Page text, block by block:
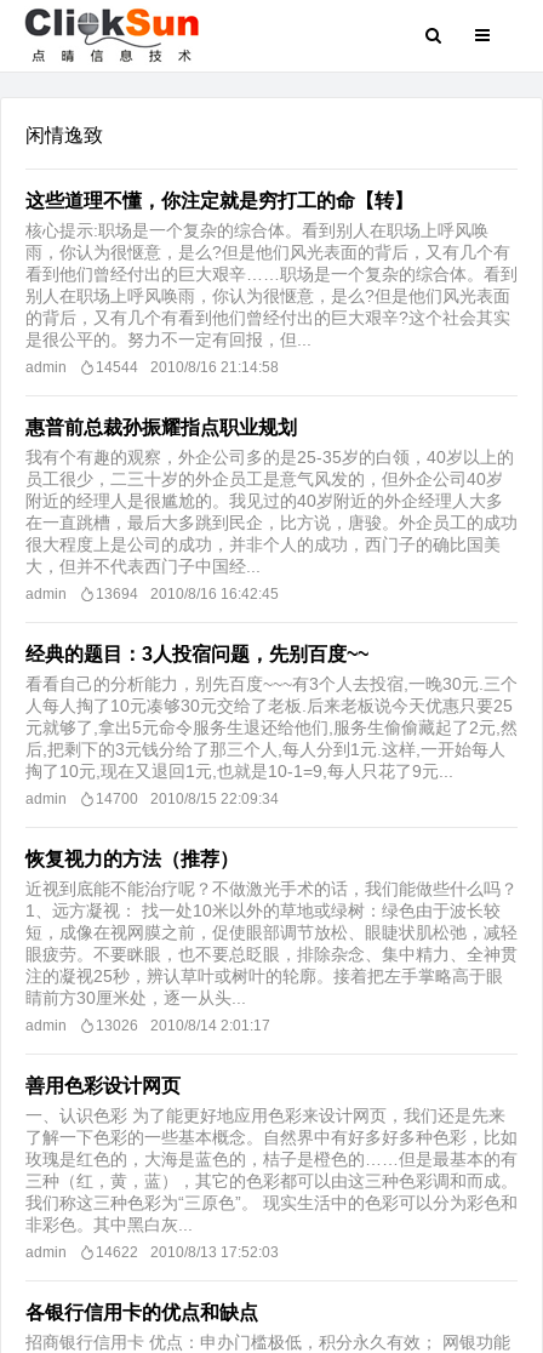
闲情逸致
这些道理不懂，你注定就是穷打工的命【转】
核心提示:职场是一个复杂的综合体。看到别人在职场上呼风唤
雨，你认为很惬意，是么?但是他们风光表面的背后，又有几个有
看到他们曾经付出的巨大艰辛……职场是一个复杂的综合体。看到
别人在职场上呼风唤雨，你认为很惬意，是么?但是他们风光表面
的背后，又有几个有看到他们曾经付出的巨大艰辛?这个社会其实
是很公平的。努力不一定有回报，但...
admin 14544 2010/8/16 21:14:58
惠普前总裁孙振耀指点职业规划
我有个有趣的观察，外企公司多的是25-35岁的白领，40岁以上的
员工很少，二三十岁的外企员工是意气风发的，但外企公司40岁
附近的经理人是很尴尬的。我见过的40岁附近的外企经理人大多
在一直跳槽，最后大多跳到民企，比方说，唐骏。外企员工的成功
很大程度上是公司的成功，并非个人的成功，西门子的确比国美
大，但并不代表西门子中国经...
admin 13694 2010/8/16 16:42:45
经典的题目：3人投宿问题，先别百度~~
看看自己的分析能力，别先百度~~~有3个人去投宿,一晚30元.三个
人每人掏了10元凑够30元交给了老板.后来老板说今天优惠只要25
元就够了,拿出5元命令服务生退还给他们,服务生偷偷藏起了2元,然
后,把剩下的3元钱分给了那三个人,每人分到1元.这样,一开始每人
掏了10元,现在又退回1元,也就是10-1=9,每人只花了9元...
admin 14700 2010/8/15 22:09:34
恢复视力的方法（推荐）
近视到底能不能治疗呢？不做激光手术的话，我们能做些什么吗？
1、远方凝视： 找一处10米以外的草地或绿树：绿色由于波长较
短，成像在视网膜之前，促使眼部调节放松、眼睫状肌松弛，减轻
眼疲劳。不要眯眼，也不要总眨眼，排除杂念、集中精力、全神贯
注的凝视25秒，辨认草叶或树叶的轮廓。接着把左手掌略高于眼
睛前方30厘米处，逐一从头...
admin 13026 2010/8/14 2:01:17
善用色彩设计网页
一、认识色彩 为了能更好地应用色彩来设计网页，我们还是先来
了解一下色彩的一些基本概念。自然界中有好多好多种色彩，比如
玫瑰是红色的，大海是蓝色的，桔子是橙色的……但是最基本的有
三种（红，黄，蓝），其它的色彩都可以由这三种色彩调和而成。
我们称这三种色彩为“三原色”。 现实生活中的色彩可以分为彩色和
非彩色。其中黑白灰...
admin 14622 2010/8/13 17:52:03
各银行信用卡的优点和缺点
招商银行信用卡 优点：申办门槛极低，积分永久有效； 网银功能